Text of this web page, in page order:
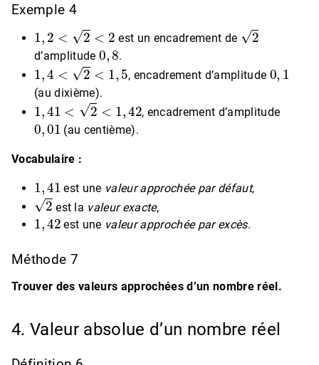
Exemple 4
1 2 2
est un encadrement de
d’amplitude
0 ,8
.
1 4 <2 1,5
, encadrement d’amplitude
0 1
(au dixième).
1 41 1,42
, encadrement d’amplitude
0, 01
(au centième).
Vocabulaire :
1 41
est une valeur approchée par défaut,
est la valeur exacte,
1 42
est une valeur approchée par excès.
Méthode 7
Trouver des valeurs approchées d’un nombre réel.
4. Valeur absolue d’un nombre réel